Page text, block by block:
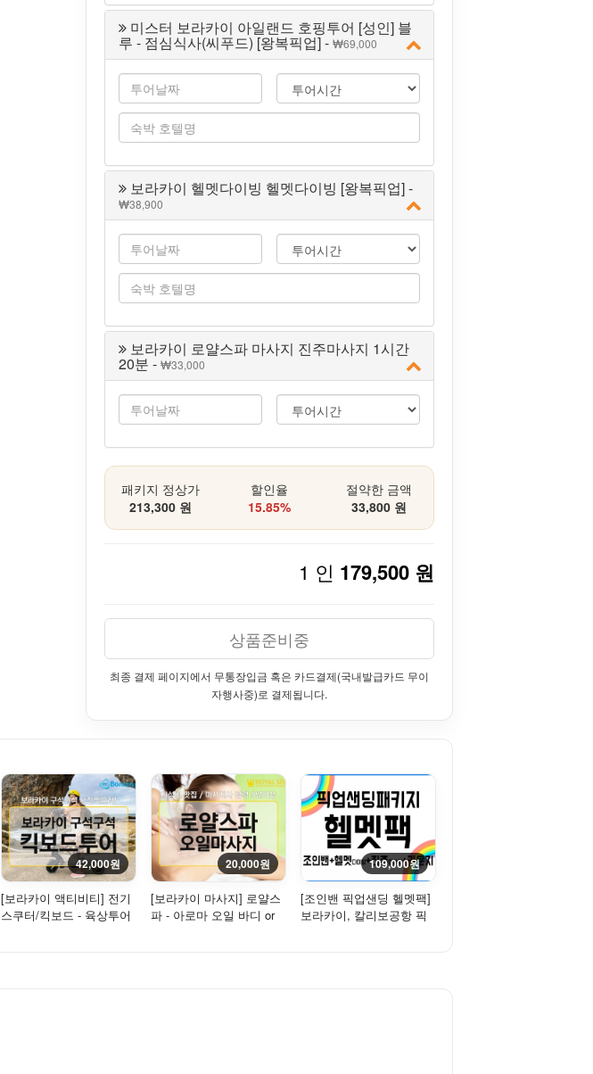
미스터 보라카이 아일랜드 호핑투어 [성인] 블
루 - 점심식사(씨푸드) [왕복픽업] - 69,000
보라카이 헬멧다이빙 헬멧다이빙 [왕복픽업] -
38,900
보라카이 로얄스파 마사지 진주마사지 1시간
20분 - 33,000
패키지 정상가
213,300 원
할인율
15.85%
절약한 금액
33,800 원
1 인 179,500 원
상품준비중
최종 결제 페이지에서 무통장입금 혹은 카드결제(국내발급카드 무이
자행사중)로 결제됩니다.
42,000원
[보라카이 액티비티] 전기
스쿠터/킥보드 - 육상투어
20,000원
[보라카이 마사지] 로얄스
파 - 아로마 오일 바디 or
109,000원
[조인밴 픽업샌딩 헬멧팩]
보라카이, 칼리보공항 픽